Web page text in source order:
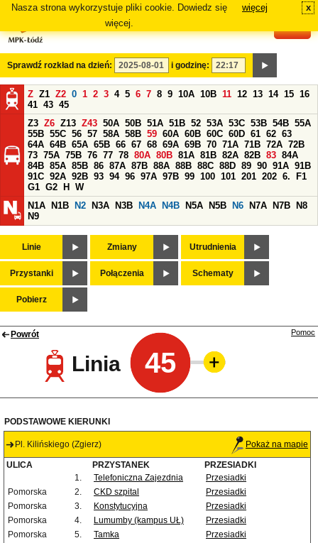
Nasza strona wykorzystuje pliki cookie. Dowiedz się
więcej.
więcej x
Sprawdź rozkład na dzień: i godzinę:
Z Z1 Z2 0 1 2 3 4 5 6 7 8 9 10A 10B 11 12 13 14 15 16
41 43 45
Z3 Z6 Z13 Z43 50A 50B 51A 51B 52 53A 53C 53B 54B 55A
55B 55C 56 57 58A 58B 59 60A 60B 60C 60D 61 62 63
64A 64B 65A 65B 66 67 68 69A 69B 70 71A 71B 72A 72B
73 75A 75B 76 77 78 80A 80B 81A 81B 82A 82B 83 84A
84B 85A 85B 86 87A 87B 88A 88B 88C 88D 89 90 91A 91B
91C 92A 92B 93 94 96 97A 97B 99 100 101 201 202 6.
F1
G1 G2 H
W
N1A
N1B N2 N3A N3B N4A N4B N5A N5B N6 N7A N7B
N8
N9
Linie Zmiany Utrudnienia
Przystanki Połączenia Schematy
Pobierz
Powrót
Linia 45
Pomoc
PODSTAWOWE KIERUNKI
Pl. Kilińskiego (Zgierz) Pokaż na mapie
ULICA PRZYSTANEK
PRZESIADKI
1.
Telefoniczna Zajezdnia
Przesiadki
Pomorska
2. CKD szpital
Przesiadki
Pomorska
3. Konstytucyjna
Przesiadki
Pomorska
4. Lumumby (kampus UŁ)
Przesiadki
Pomorska
5. Tamka
Przesiadki